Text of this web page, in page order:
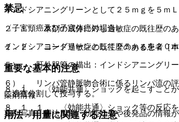
禁忌
２．１． 本剤の成分に対し過敏症の既往歴のあ
２．２． ヨード過敏症の既往歴のある患者［
重要な基本的注意
８．１． 〈効能共通〉ショックを起こすこと
８．１．１． 〈効能共通〉ショック等の反応
インドシアニングリーンとして２５ｍｇを５ｍ
〈子宮頸癌及び子宮体癌の場合〉
インドシアニングリーンとして２５ｍｇを２０
５）． 肝外胆管の描出：インドシアニングリ
６）． リンパ管静脈吻合術に係るリンパ流の
に適宜分割して投与する。
用法・用量に関連する注意
薬剤情報
薬剤写真、用法用量、効能効果や後発品の情報